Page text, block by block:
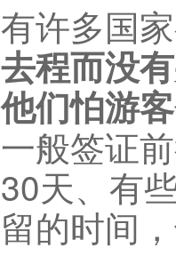
有许多国
去程而没
他们怕游
一般签证
30天、有
留的时间